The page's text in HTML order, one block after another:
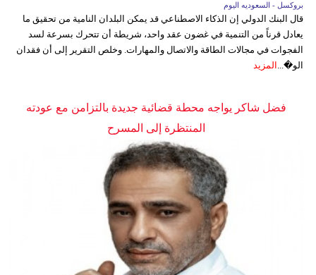
بروكسل - السعوديه اليوم
قال البنك الدولي إن الذكاء الاصطناعي قد يمكن البلدان النامية من تحقيق ما
يعادل قرناً من التنمية في غضون عقد واحد، شريطة أن تتحرك بسرعة لسد
الفجوات في مجالات الطاقة والاتصال والمهارات. وخلص التقرير إلى أن فقدان
الو�... المزيد
فضل شاكر يواجه محطة قضائية جديدة بالتزامن مع عودته
المنتظرة إلى المسرح